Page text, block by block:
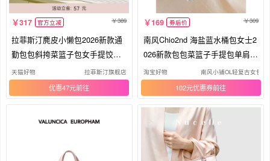
317 官方立减 389
拉菲斯汀麂皮小懒包2026新款通
勤包包斜挎菜篮子包女手提饺子
包
天猫好物 拉菲斯汀旗舰店
优惠47元
169 券后价 309
南风Chio2nd 海盐蓝水桶包女士2
026新款包包菜篮子手提包单肩斜
挎
淘宝好物 南风小铺OL轻复古女包
102元优惠券